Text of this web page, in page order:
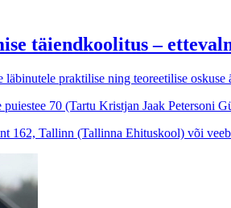
täiendkoolitus –
praktilise ning teoreetilise
puiestee 70 (Tartu Kristjan Jaak Petersoni
162, Tallinn (Tallinna Ehituskool) või